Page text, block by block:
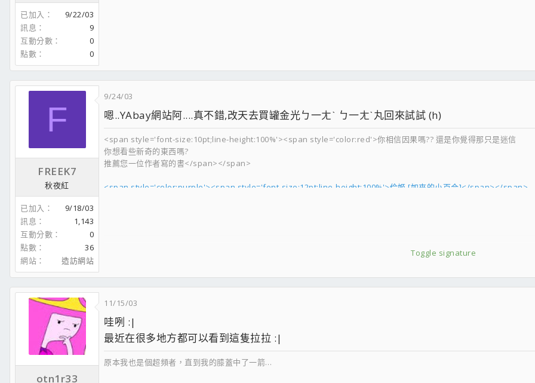
已加入
9/22/03
訊息
9
互動分數
0
點數
0
F
FREEK7
秋夜紅
已加入
9/18/03
訊息
1,143
互動分數
0
點數
36
網站
造訪網站
9/24/03
嗯..YAbay網站阿....真不錯,改天去買罐金光ㄅ一ㄤˋ ㄅ一ㄤˋ丸回來試試 (h)
Toggle signature
<span style='font-size:10pt;line-height:100%'><span style='color:red'>你相信因果嗎?? 還是你覺得那只是迷信
你想看些新奇的東西嗎?
推薦您一位作者寫的書</span></span>
<span style='color:purple'><span style='font-size:12pt;line-height:100%'>伶姬 [如來的小百合]</span></span>
otn1r33
11/15/03
哇咧 :|
最近在很多地方都可以看到這隻拉拉 :|
原本我也是個超頻者，直到我的膝蓋中了一箭…